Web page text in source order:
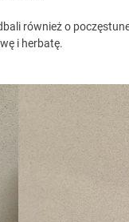
również o
i herbatę.